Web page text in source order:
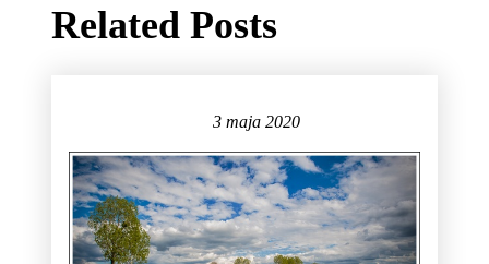
Related Posts
3 maja 2020